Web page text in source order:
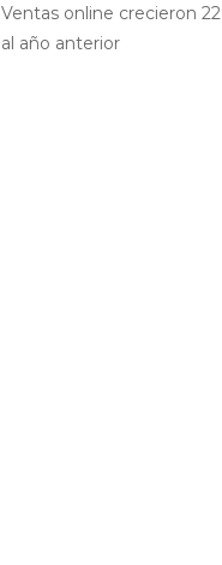
Ventas online crecieron
al año anterior